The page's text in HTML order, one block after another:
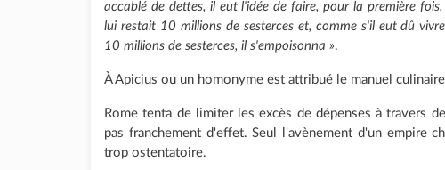
accablé de dettes, il eut l'idée de faire, pour la première
lui restait 10 millions de sesterces et, comme s'il eut dû
10 millions de sesterces, il s'empoisonna ».
À Apicius ou un homonyme est attribué le manuel culinaire
Rome tenta de limiter les excès de dépenses à travers
pas franchement d'effet. Seul l'avènement d'un empire
trop ostentatoire.